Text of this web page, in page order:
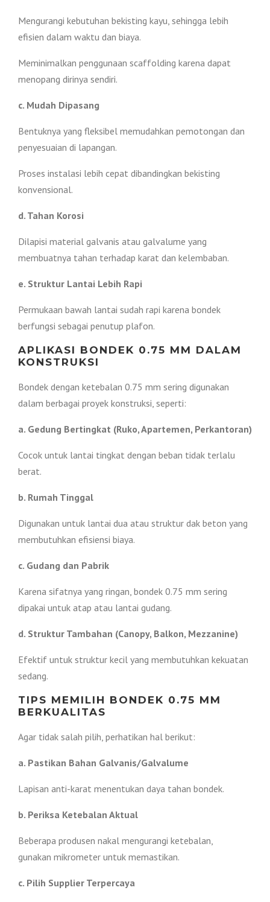
Mengurangi kebutuhan bekisting kayu, sehingga lebih
efisien dalam waktu dan biaya.
Meminimalkan penggunaan scaffolding karena dapat
menopang dirinya sendiri.
c. Mudah Dipasang
Bentuknya yang fleksibel memudahkan pemotongan dan
penyesuaian di lapangan.
Proses instalasi lebih cepat dibandingkan bekisting
konvensional.
d. Tahan Korosi
Dilapisi material galvanis atau galvalume yang
membuatnya tahan terhadap karat dan kelembaban.
e. Struktur Lantai Lebih Rapi
Permukaan bawah lantai sudah rapi karena bondek
berfungsi sebagai penutup plafon.
APLIKASI BONDEK 0.75 MM DALAM
KONSTRUKSI
Bondek dengan ketebalan 0.75 mm sering digunakan
dalam berbagai proyek konstruksi, seperti:
a. Gedung Bertingkat (Ruko, Apartemen, Perkantoran)
Cocok untuk lantai tingkat dengan beban tidak terlalu
berat.
b. Rumah Tinggal
Digunakan untuk lantai dua atau struktur dak beton yang
membutuhkan efisiensi biaya.
c. Gudang dan Pabrik
Karena sifatnya yang ringan, bondek 0.75 mm sering
dipakai untuk atap atau lantai gudang.
d. Struktur Tambahan (Canopy, Balkon, Mezzanine)
Efektif untuk struktur kecil yang membutuhkan kekuatan
sedang.
TIPS MEMILIH BONDEK 0.75 MM
BERKUALITAS
Agar tidak salah pilih, perhatikan hal berikut:
a. Pastikan Bahan Galvanis/Galvalume
Lapisan anti-karat menentukan daya tahan bondek.
b. Periksa Ketebalan Aktual
Beberapa produsen nakal mengurangi ketebalan,
gunakan mikrometer untuk memastikan.
c. Pilih Supplier Terpercaya